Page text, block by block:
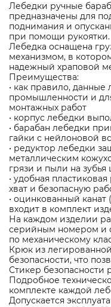
Лебедки ручные
предназначены для
поднимания и
при помощи рукоятки.
Лебедка оснащена
механизмом, в
надежный храповой
Преимущества:
• как правило, данные
промышленности и
монтажных работ
• корпус лебедки
• барабан лебедки
гайки с нейлоновой
• редуктор лебедки
металлическим
грязи и пыли на зубья
• удобная
хват и безопасную
• оцинкованный
входит в комплект
На каждом изделии
серийным номером и
по механическому
Крюк из
безопасности, что
Стикер безопасности
Подробное
комплекте каждой
Допускается